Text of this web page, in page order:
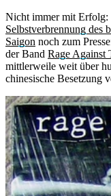
Nicht immer mit Erfolg:
Selbstverbrennung des
Saigon noch zum
der Band Rage Against
mittlerweile weit über
chinesische Besetzung